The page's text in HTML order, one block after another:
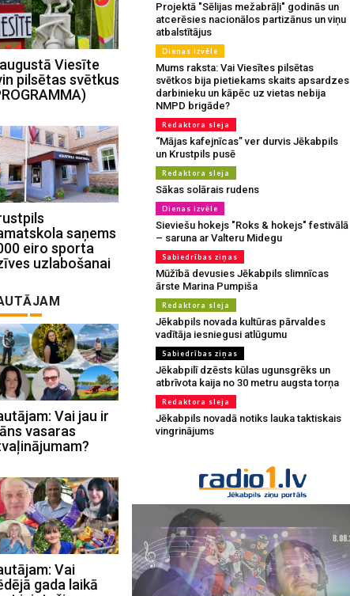
Viesīte
pilsētas svētkus
saņems
eiro sporta
uzlabošanai
Vai jau ir
vasaras
Vai
gada laikā
Projektā "Sēlijas mežabrāļi" godinās un
atcerēsies nacionālos partizānus un viņu
atbalstītājus
Dienas izvēle
Mums raksta: Vai Viesītes pilsētas
svētkos bija pietiekams skaits apsardzes
darbinieku un kāpēc uz vietas nebija
NMPD brigāde?
Redaktora sleja
“Mājas kafejnīcas” ver durvis Jēkabpils
un Krustpils pusē
Redaktora sleja
Sākas solārais rudens
Dienas izvēle
Sieviešu hokejs "Roks & hokejs" festivālā
– saruna ar Valteru Midegu
Sabiedrības ziņas
Mūžībā devusies Jēkabpils slimnīcas
ārste Marina Pumpiša
Redaktora sleja
Jēkabpils novada kultūras pārvaldes
vadītāja iesniegusi atlūgumu
Sabiedrības ziņas
Jēkabpilī dzēsts kūlas ugunsgrēks un
atbrīvota kaija no 30 metru augsta torņa
Redaktora sleja
Jēkabpils novadā notiks lauka taktiskais
vingrinājums